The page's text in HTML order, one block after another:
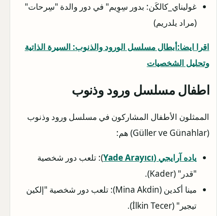
غوليناي_كالكَن: بدور سِوِيم" في دور والدة "سِرحات"
(مراد يلدريم)
اقرا ايضا:أبطال مسلسل الورود والذنوب: السيرة الذاتية
وتحليل الشخصيات
اطفال مسلسل ورود وذنوب
الممثلون الأطفال المشاركون في مسلسل ورود وذنوب
(Güller ve Günahlar) هم:
ياده آرايجي (Yade Arayıcı
): تلعب دور شخصية
"قدر" (Kader).
مينا أكدين (Mina Akdin): تلعب دور شخصية "إلكين
تيجير" (İlkin Tecer).